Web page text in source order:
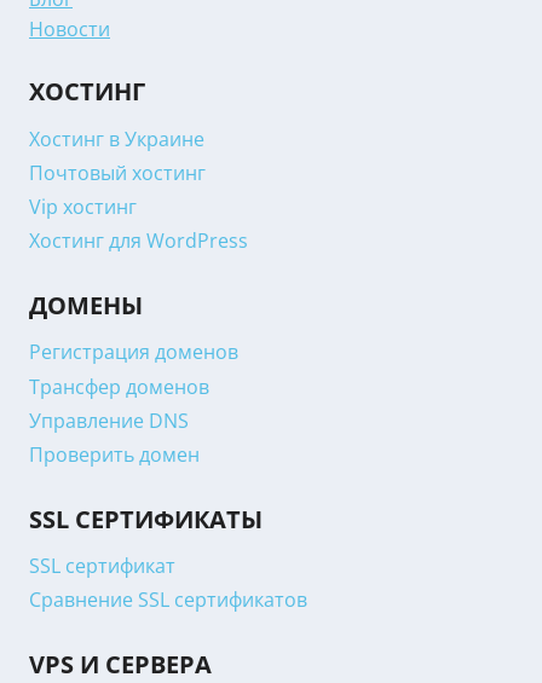
Новости
ХОСТИНГ
Хостинг в Украине
Почтовый хостинг
Vip хостинг
Хостинг для WordPress
ДОМЕНЫ
Регистрация доменов
Трансфер доменов
Управление DNS
Проверить домен
SSL СЕРТИФИКАТЫ
SSL сертификат
Сравнение SSL сертификатов
VPS И СЕРВЕРА